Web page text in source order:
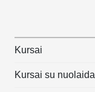
Kursai
Kursai su nuolaida